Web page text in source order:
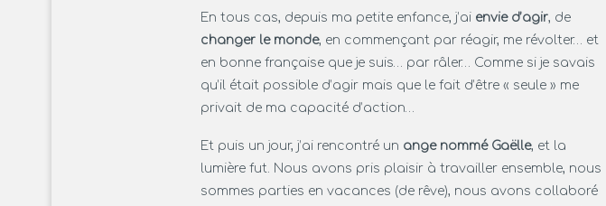
En tous cas, depuis ma petite enfance, j’ai envie d’agir, de
changer le monde, en commençant par réagir, me révolter… et
en bonne française que je suis… par râler… Comme si je savais
qu’il était possible d’agir mais que le fait d’être « seule » me
privait de ma capacité d’action…
Et puis un jour, j’ai rencontré un ange nommé Gaëlle, et la
lumière fut. Nous avons pris plaisir à travailler ensemble, nous
sommes parties en vacances (de rêve), nous avons collaboré